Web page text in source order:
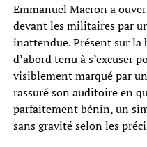
Emmanuel Macron a
devant les militaires par
inattendue. Présent sur la
d’abord tenu à s’excuser
visiblement marqué par
rassuré son auditoire en
parfaitement bénin, un
sans gravité selon les